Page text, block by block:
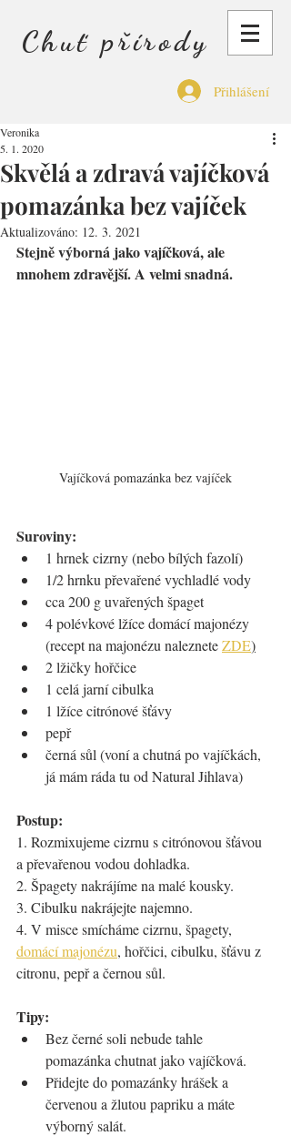
Chuť přírody
Přihlášení
Skvělá a zdravá vajíčková
pomazánka bez vajíček
Veronika
5. 1. 2020
Aktualizováno: 12. 3. 2021
Stejně výborná jako vajíčková, ale
mnohem zdravější. A velmi snadná.
Vajíčková pomazánka bez vajíček
Suroviny:
1 hrnek cizrny (nebo bílých fazolí)
1/2 hrnku převařené vychladlé vody
cca 200 g uvařených špaget
4 polévkové lžíce domácí majonézy
(recept na majonézu naleznete ZDE)
2 lžičky hořčice
1 celá jarní cibulka
1 lžíce citrónové šťávy
pepř
černá sůl (voní a chutná po vajíčkách,
já mám ráda tu od Natural Jihlava)
Postup:
1. Rozmixujeme cizrnu s citrónovou šťávou
a převařenou vodou dohladka.
2. Špagety nakrájíme na malé kousky.
3. Cibulku nakrájejte najemno.
4. V misce smícháme cizrnu, špagety,
domácí majonézu, hořčici, cibulku, šťávu z
citronu, pepř a černou sůl.
Tipy:
Bez černé soli nebude tahle
pomazánka chutnat jako vajíčková.
Přidejte do pomazánky hrášek a
červenou a žlutou papriku a máte
výborný salát.